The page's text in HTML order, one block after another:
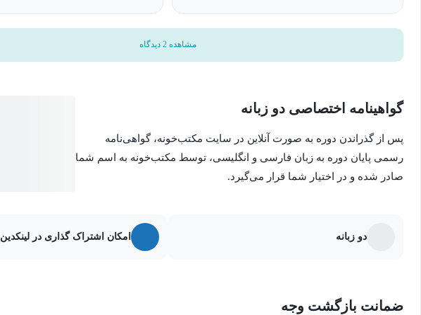
مشاهده 2 دیدگاه
گواهینامه اختصاصی دو زبانه
پس از گذراندن دوره به صورت آنلاین در سایت مکتب‌خونه، گواهی‌نامه
رسمی پایان دوره به زبان فارسی و انگلیسی، توسط مکتب‌خونه به اسم شما
صادر شده و در اختیار شما قرار می‌گیرد.
امکان اشتراک گذاری در لینکدین دو زبانه
ضمانت بازگشت وجه